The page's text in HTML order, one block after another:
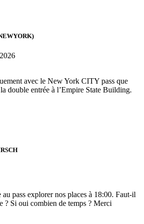
avec le New York CITY pass que
double entrée à l’Empire State Building.
au pass explorer nos places à 18:00. Faut-il
? Si oui combien de temps ? Merci